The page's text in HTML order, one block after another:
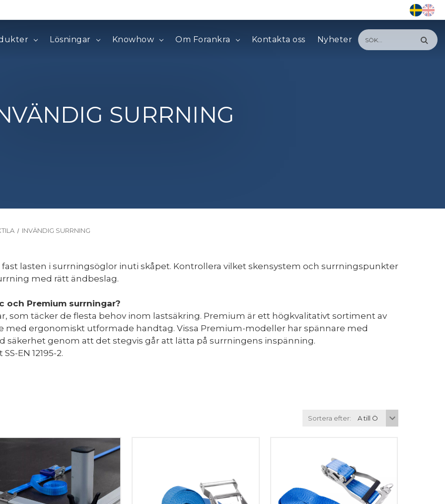
Lösningar Knowhow Om Forankra Kontakta oss Nyheter
SURRNING
INVÄNDIG SURRNING
lasten i surrningsöglor inuti skåpet. Kontrollera vilket skensystem och surrningspunkter
med rätt ändbeslag.
och Premium surrningar?
som täcker de flesta behov inom lastsäkring. Premium är ett högkvalitativt sortiment av
med ergonomiskt utformade handtag. Vissa Premium-modeller har spännare med
säkerhet genom att det stegvis går att lätta på surrningens inspänning.
EN 12195-2.
Sortera efter: